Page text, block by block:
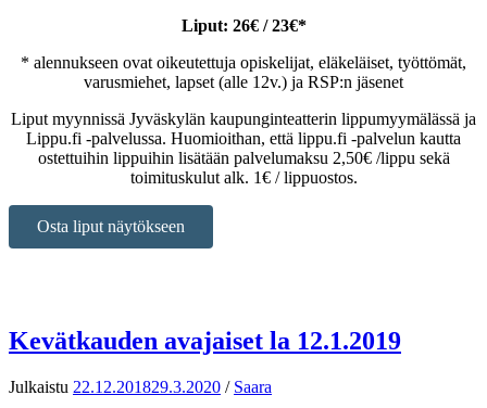
Liput: 26€ / 23€*
* alennukseen ovat oikeutettuja opiskelijat, eläkeläiset, työttömät,
varusmiehet, lapset (alle 12v.) ja RSP:n jäsenet
Liput myynnissä Jyväskylän kaupunginteatterin lippumyymälässä ja
Lippu.fi -palvelussa. Huomioithan, että lippu.fi -palvelun kautta
ostettuihin lippuihin lisätään palvelumaksu 2,50€ /lippu sekä
toimituskulut alk. 1€ / lippuostos.
Osta liput näytökseen
Kevätkauden avajaiset la 12.1.2019
Julkaistu 22.12.201829.3.2020 / Saara